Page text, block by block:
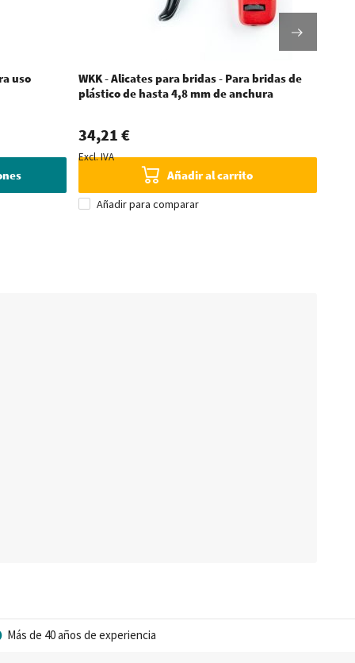
uso
WKK - Alicates para bridas - Para bridas de
plástico de hasta 4,8 mm de anchura
34,21 €
Excl. IVA
Añadir al carrito
Añadir para comparar
Más de 40 años de experiencia